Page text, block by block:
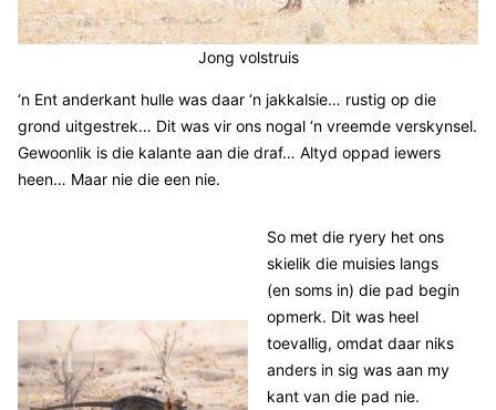
Jong volstruis
‘n Ent anderkant hulle was daar ‘n jakkalsie… rustig op die
grond uitgestrek… Dit was vir ons nogal ‘n vreemde verskynsel.
Gewoonlik is die kalante aan die draf… Altyd oppad iewers
heen… Maar nie die een nie.
So met die ryery het ons
skielik die muisies langs
(en soms in) die pad begin
opmerk. Dit was heel
toevallig, omdat daar niks
anders in sig was aan my
kant van die pad nie.